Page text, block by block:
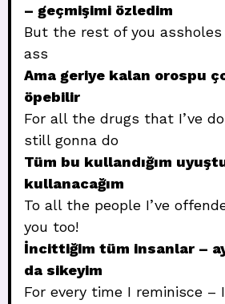
– geçmişimi özledim
But the rest of you
ass
Ama geriye kalan orospu
öpebilir
For all the drugs that I’ve
still gonna do
Tüm bu kullandığım
kullanacağım
To all the people I’ve
you too!
İncittiğim tüm insanlar –
da sikeyim
For every time I reminisce –